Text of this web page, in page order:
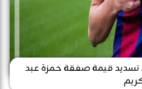
تسديد قيمة صفقة حمزة عبد